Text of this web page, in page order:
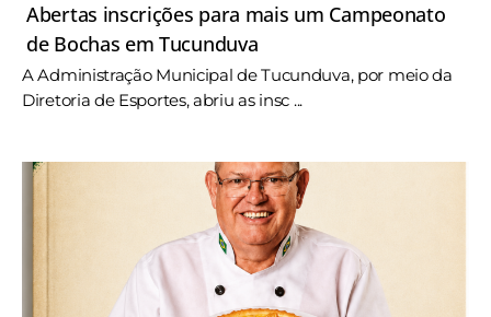
Abertas inscrições para mais um Campeonato
de Bochas em Tucunduva
A Administração Municipal de Tucunduva, por meio da
Diretoria de Esportes, abriu as insc ...